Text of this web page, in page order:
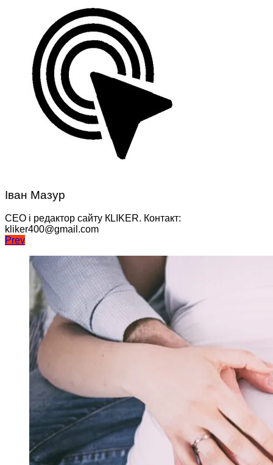
Іван Мазур
CEO і редактор сайту КLIKER. Контакт:
kliker400@gmail.com
Навігація
записів
Prev